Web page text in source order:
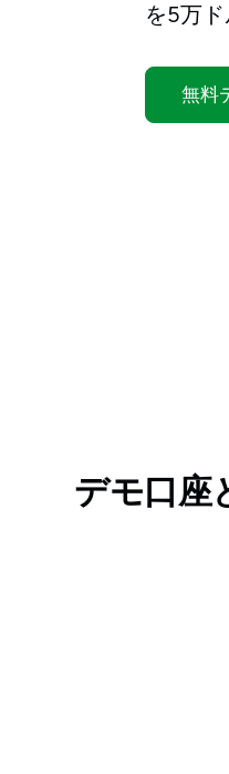
を5万
無料
デモ口座